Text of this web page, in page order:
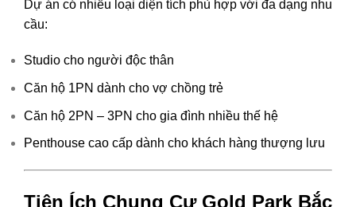
Dự án có nhiều loại diện tích phù hợp với đa dạng nhu
cầu:
Studio cho người độc thân
Căn hộ 1PN dành cho vợ chồng trẻ
Căn hộ 2PN – 3PN cho gia đình nhiều thế hệ
Penthouse cao cấp dành cho khách hàng thượng lưu
Tiện Ích Chung Cư Gold Park Bắc